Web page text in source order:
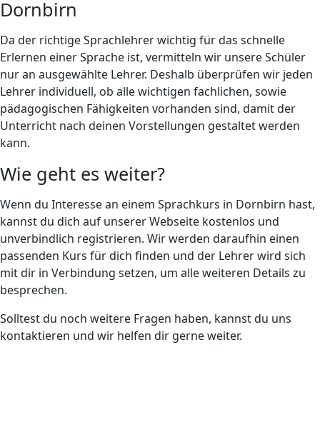
Dornbirn
Da der richtige Sprachlehrer wichtig für das schnelle
Erlernen einer Sprache ist, vermitteln wir unsere Schüler
nur an ausgewählte Lehrer. Deshalb überprüfen wir jeden
Lehrer individuell, ob alle wichtigen fachlichen, sowie
pädagogischen Fähigkeiten vorhanden sind, damit der
Unterricht nach deinen Vorstellungen gestaltet werden
kann.
Wie geht es weiter?
Wenn du Interesse an einem Sprachkurs in Dornbirn hast,
kannst du dich auf unserer Webseite kostenlos und
unverbindlich registrieren. Wir werden daraufhin einen
passenden Kurs für dich finden und der Lehrer wird sich
mit dir in Verbindung setzen, um alle weiteren Details zu
besprechen.
Solltest du noch weitere Fragen haben, kannst du uns
kontaktieren und wir helfen dir gerne weiter.